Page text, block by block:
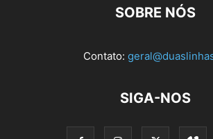
SOBRE NÓS
Contato:
SIGA-NOS